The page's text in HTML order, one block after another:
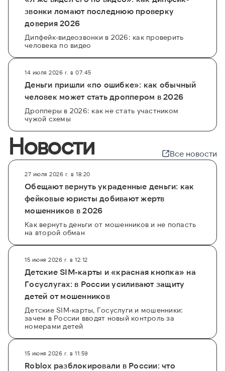
и его профилях в соцсетях.
звонки ломают последнюю проверку
доверия 2026
Дипфейк-видеозвонки в 2026: как проверить
человека по видео
14 июля 2026 г. в 07:45
Деньги пришли «по ошибке»: как обычный
человек может стать дроппером в 2026
Дропперы в 2026: как не стать участником
чужой схемы
Новости Все новости
27 июля 2026 г. в 18:20
Обещают вернуть украденные деньги: как
фейковые юристы добивают жертв
мошенников в 2026
Как вернуть деньги от мошенников и не попасть
на второй обман
15 июня 2026 г. в 12:12
Детские SIM-карты и «красная кнопка» на
Госуслугах: в России усиливают защиту
детей от мошенников
Детские SIM-карты, Госуслуги и мошенники:
зачем в России вводят новый контроль за
номерами детей
15 июня 2026 г. в 11:59
Roblox разблокировали в России: что